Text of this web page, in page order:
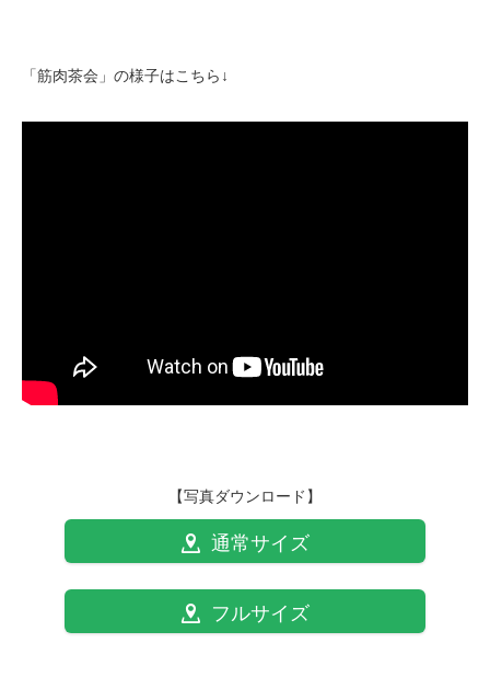
「筋肉茶会」の様子はこちら↓
【写真ダウンロード】
通常サイズ
フルサイズ